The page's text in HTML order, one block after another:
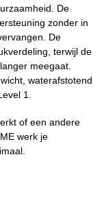
De
zonder in
De
terwijl de
meegaat.
waterafstotend
1.
of een andere
werk je